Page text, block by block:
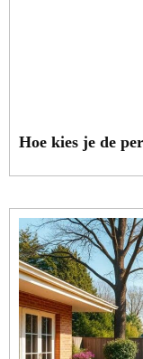
Hoe kies je de